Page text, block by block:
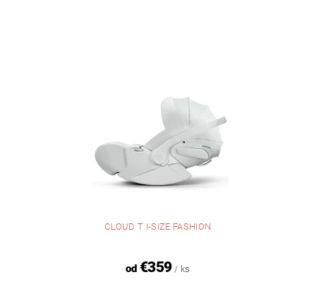
CLOUD T I-SIZE FASHION
od€359 / ks